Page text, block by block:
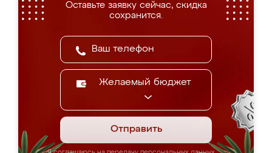
Оставьте заявку сейчас, скидка
сохранится.
Желаемый бюджет
Отправить